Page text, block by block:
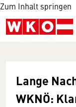
Zum Inhalt springen
Lange
WKNÖ: